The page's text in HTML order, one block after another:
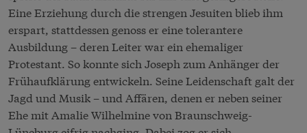
Eine Erziehung durch die strengen Jesuiten blieb ihm
erspart, stattdessen genoss er eine tolerantere
Ausbildung – deren Leiter war ein ehemaliger
Protestant. So konnte sich Joseph zum Anhänger der
Frühaufklärung entwickeln. Seine Leidenschaft galt der
Jagd und Musik – und Affären, denen er neben seiner
Ehe mit Amalie Wilhelmine von Braunschweig-